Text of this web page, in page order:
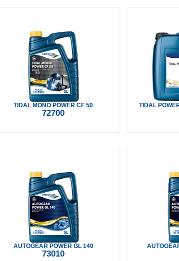
TIDAL MONO POWER CF 50
72700
TIDAL
AUTOGEAR POWER GL 140
73010